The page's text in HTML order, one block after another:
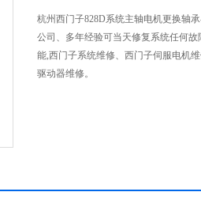
杭州西门子828D系统主轴电机更换轴
公司、多年经验可当天修复系统任何
能,西门子系统维修、西门子伺服电机
驱动器维修。